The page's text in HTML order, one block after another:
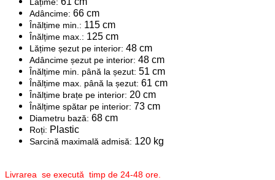
Adâncime: 66 cm
Înălțime min.: 115 cm
Înălțime max.: 125 cm
Lățime șezut pe interior: 48 cm
Adâncime șezut pe interior: 48 cm
Înălțime min. până la șezut: 51 cm
Înălțime max. până la șezut: 61 cm
Înălțime brațe pe interior: 20 cm
Înălțime spătar pe interior: 73 cm
Diametru bază: 68 cm
Roți: Plastic
Sarcină maximală admisă: 120 kg
Livrarea se execută timp de 24-48 ore.